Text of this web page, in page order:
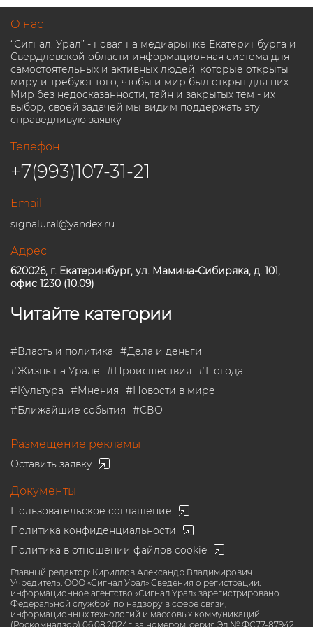
О нас
“Сигнал. Урал” - новая на медиарынке Екатеринбурга и
Свердловской области информационная система для
самостоятельных и активных людей, которые открыты
миру и требуют того, чтобы и мир был открыт для них.
Мир без недосказанности, тайн и закрытых тем - их
выбор, своей задачей мы видим поддержать эту
справедливую заявку
Телефон
+7(993)107-31-21
Email
signalural@yandex.ru
Адрес
620026, г. Екатеринбург, ул. Мамина-Сибиряка, д. 101,
офис 1230 (10.09)
Читайте категории
#Власть и политика #Дела и деньги
#Жизнь на Урале #Происшествия #Погода
#Культура #Мнения #Новости в мире
#Ближайшие события #СВО
Размещение рекламы
Оставить заявку
Документы
Пользовательское соглашение
Политика конфиденциальности
Политика в отношении файлов cookie
Главный редактор: Кириллов Александр Владимирович
Учредитель: ООО «Сигнал Урал» Сведения о регистрации:
информационное агентство «Сигнал Урал» зарегистрировано
Федеральной службой по надзору в сфере связи,
информационных технологий и массовых коммуникаций
(Роскомнадзор) 06.08.2024г. за номером: серия Эл № ФС77-87942.